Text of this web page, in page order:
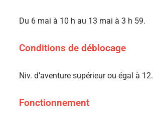
Du 6 mai à 10 h au 13 mai à 3 h 59.
Conditions de déblocage
Niv. d’aventure supérieur ou égal à 12.
Fonctionnement